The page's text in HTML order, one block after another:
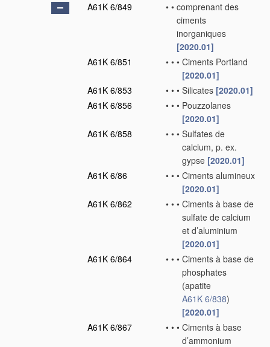
A61K 6/849
• • comprenant des
ciments
inorganiques
[2020.01]
A61K 6/851
• • • Ciments Portland
[2020.01]
A61K 6/853
• • • Silicates [2020.01]
A61K 6/856
• • • Pouzzolanes
[2020.01]
A61K 6/858
• • • Sulfates de
calcium, p. ex.
gypse [2020.01]
A61K 6/86
• • • Ciments alumineux
[2020.01]
A61K 6/862
• • • Ciments à base de
sulfate de calcium
et d’aluminium
[2020.01]
A61K 6/864
• • • Ciments à base de
phosphates
(apatite
A61K 6/838)
[2020.01]
A61K 6/867
• • • Ciments à base
d’ammonium